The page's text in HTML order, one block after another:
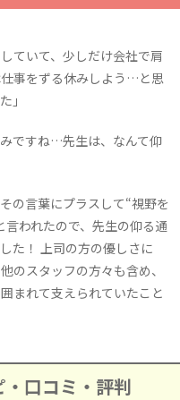
ていて、少しだけ会社で肩
事をずる休みしよう…と思
」
ですね…先生は、なんて仰
の言葉にプラスして“視野を
われたので、先生の仰る通
た！ 上司の方の優しさに
のスタッフの方々も含め、
まれて支えられていたこと
口コミ・評判